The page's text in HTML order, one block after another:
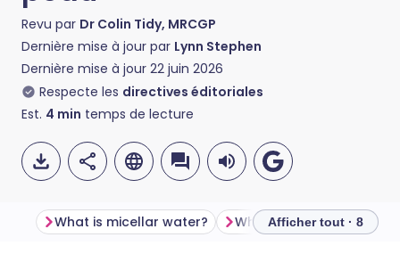
Revu par Dr Colin Tidy, MRCGP
Dernière mise à jour par Lynn Stephen
Dernière mise à jour 22 juin 2026
Respecte les directives éditoriales
Est. 4 min temps de lecture
What is micellar water? Afficher tout · 8